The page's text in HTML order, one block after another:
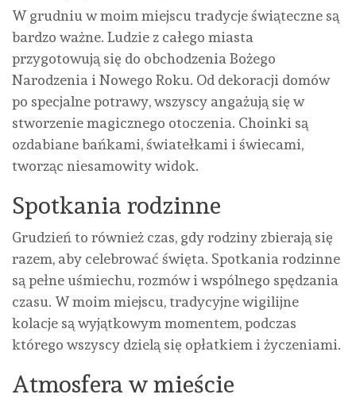
W grudniu w moim miejscu tradycje świąteczne są
bardzo ważne. Ludzie z całego miasta
przygotowują się do obchodzenia Bożego
Narodzenia i Nowego Roku. Od dekoracji domów
po specjalne potrawy, wszyscy angażują się w
stworzenie magicznego otoczenia. Choinki są
ozdabiane bańkami, światełkami i świecami,
tworząc niesamowity widok.
Spotkania rodzinne
Grudzień to również czas, gdy rodziny zbierają się
razem, aby celebrować święta. Spotkania rodzinne
są pełne uśmiechu, rozmów i wspólnego spędzania
czasu. W moim miejscu, tradycyjne wigilijne
kolacje są wyjątkowym momentem, podczas
którego wszyscy dzielą się opłatkiem i życzeniami.
Atmosfera w mieście